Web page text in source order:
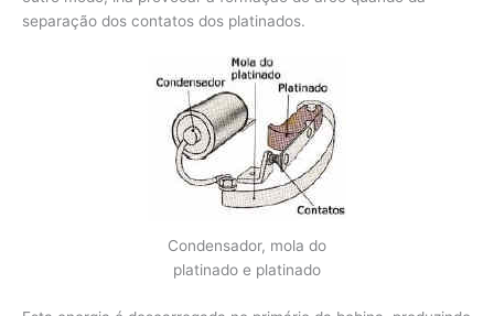
separação dos contatos dos platinados.
Condensador, mola do
platinado e platinado